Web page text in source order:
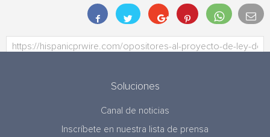
Soluciones
Canal de noticias
Inscríbete en nuestra lista de prensa